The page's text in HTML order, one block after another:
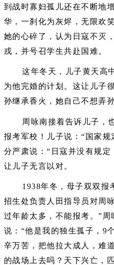
到战时寡妇孤儿还在不断地
华，一刹化为灰烬，无限欢
她的心碎了，认为日寇不灭
戎，并号召学生共赴国难。
这年冬天，儿子黄天高
为他完婚的计划。这让儿子
孙继承香火，她自己不想弄
周咏南接着告诉儿子，
报考军校！儿子说：“国家
分严肃说：“日寇并没有规
让儿子无言以对。
1938年冬，母子双双报
招生处负责人田指导员对周
过年龄太多，不能报考。”
说：“他是我的独生孤子，9
辛万苦，把他拉大成人，难
的战场上去吗？天下兴亡，